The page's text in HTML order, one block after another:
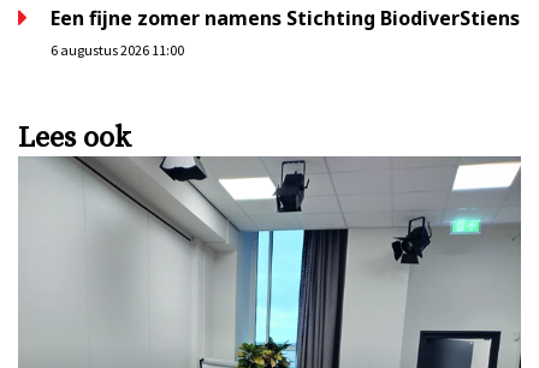
Een fijne zomer namens Stichting BiodiverStiens
6 augustus 2026 11:00
Lees ook